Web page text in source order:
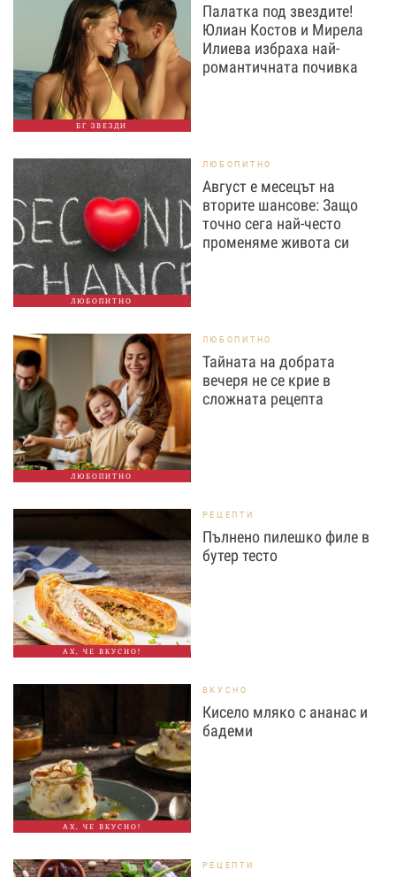
БГ ЗВЕЗДИ
Палатка под звездите!
Юлиан Костов и Мирела
Илиева избраха най-
романтичната почивка
ЛЮБОПИТНО
ЛЮБОПИТНО
Август е месецът на
вторите шансове: Защо
точно сега най-често
променяме живота си
ЛЮБОПИТНО
ЛЮБОПИТНО
Тайната на добрата
вечеря не се крие в
сложната рецепта
АХ, ЧЕ ВКУСНО!
РЕЦЕПТИ
Пълнено пилешко филе в
бутер тесто
АХ, ЧЕ ВКУСНО!
ВКУСНО
Кисело мляко с ананас и
бадеми
РЕЦЕПТИ